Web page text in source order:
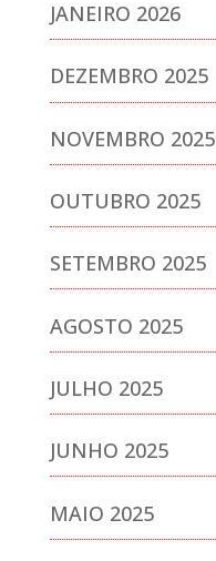
JANEIRO 2026
DEZEMBRO 2025
NOVEMBRO 2025
OUTUBRO 2025
SETEMBRO 2025
AGOSTO 2025
JULHO 2025
JUNHO 2025
MAIO 2025